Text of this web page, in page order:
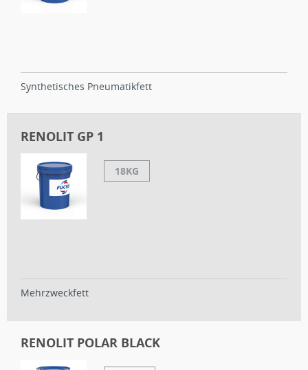
Synthetisches Pneumatikfett
RENOLIT GP 1
18KG
Mehrzweckfett
RENOLIT POLAR BLACK